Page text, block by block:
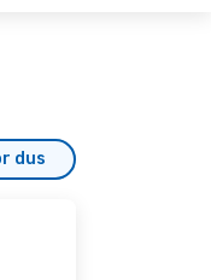
dus